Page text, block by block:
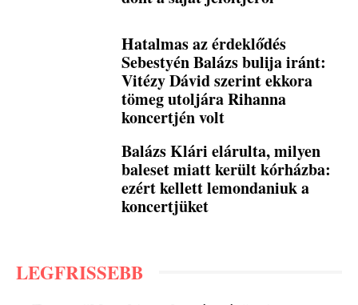
Hatalmas az érdeklődés
Sebestyén Balázs bulija iránt:
Vitézy Dávid szerint ekkora
tömeg utoljára Rihanna
koncertjén volt
Balázs Klári elárulta, milyen
baleset miatt került kórházba:
ezért kellett lemondaniuk a
koncertjüket
LEGFRISSEBB